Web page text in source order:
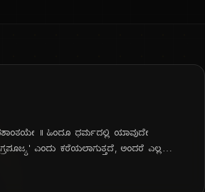
|| ಹಿಂದೂ ಧರ್ಮದಲ್ಲಿ ಯಾವುದೇ
ಎಂದು ಕರೆಯಲಾಗುತ್ತದೆ, ಅಂದರೆ ಎಲ್ಲ